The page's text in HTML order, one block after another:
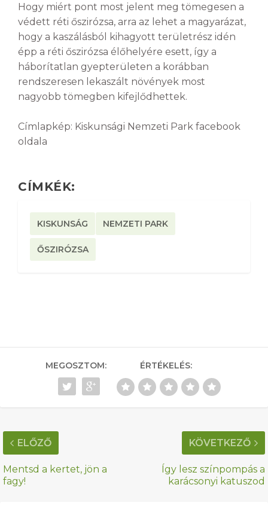
Hogy miért pont most jelent meg tömegesen a
védett réti őszirózsa, arra az lehet a magyarázat,
hogy a kaszálásból kihagyott területrész idén
épp a réti őszirózsa élőhelyére esett, így a
háborítatlan gyepterületen a korábban
rendszeresen lekaszált növények most
nagyobb tömegben kifejlődhettek.
Címlapkép: Kiskunsági Nemzeti Park facebook
oldala
CÍMKÉK:
KISKUNSÁG NEMZETI PARK
ŐSZIRÓZSA
MEGOSZTOM: ÉRTÉKELÉS:
ELŐZŐ
Mentsd a kertet, jön a
fagy!
KÖVETKEZŐ
Így lesz színpompás a
karácsonyi katuszod